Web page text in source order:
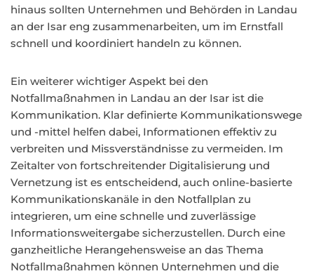
hinaus sollten Unternehmen und Behörden in Landau
an der Isar eng zusammenarbeiten, um im Ernstfall
schnell und koordiniert handeln zu können.
Ein weiterer wichtiger Aspekt bei den
Notfallmaßnahmen in Landau an der Isar ist die
Kommunikation. Klar definierte Kommunikationswege
und -mittel helfen dabei, Informationen effektiv zu
verbreiten und Missverständnisse zu vermeiden. Im
Zeitalter von fortschreitender Digitalisierung und
Vernetzung ist es entscheidend, auch online-basierte
Kommunikationskanäle in den Notfallplan zu
integrieren, um eine schnelle und zuverlässige
Informationsweitergabe sicherzustellen. Durch eine
ganzheitliche Herangehensweise an das Thema
Notfallmaßnahmen können Unternehmen und die